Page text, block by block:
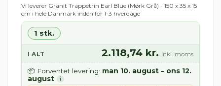
Vi leverer Granit Trappetrin Earl Blue (Mørk Grå) - 150 x 35 x 15
cm i hele Danmark inden for 1-3 hverdage
1 stk.
I ALT 2.118,74 kr. inkl. moms
📦 Forventet levering: man 10. august – ons 12.
august
i